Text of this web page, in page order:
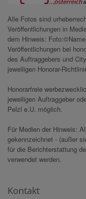
Alle Fotos sind
Veröffentlichungen in
dem Hinweis:
Veröffentlichungen bei
des Auftraggebers und
jeweiligen Honorar-
Honorarfreie
jeweiligen Auftraggeber
Pelzl e.U. möglich.
Für Medien der Hinweis:
gekennzeichnet - (außer
für die Berichterstattung
verwendet werden.
Kontakt